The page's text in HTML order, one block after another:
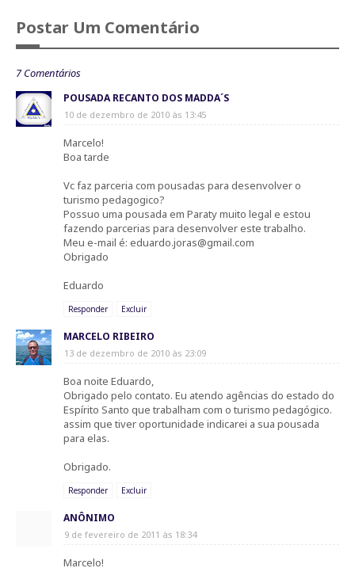
Postar Um Comentário
7 Comentários
POUSADA RECANTO DOS MADDA´S
10 de dezembro de 2010 às 13:45
Marcelo!
Boa tarde
Vc faz parceria com pousadas para desenvolver o
turismo pedagogico?
Possuo uma pousada em Paraty muito legal e estou
fazendo parcerias para desenvolver este trabalho.
Meu e-mail é: eduardo.joras@gmail.com
Obrigado
Eduardo
Responder Excluir
MARCELO RIBEIRO
13 de dezembro de 2010 às 23:09
Boa noite Eduardo,
Obrigado pelo contato. Eu atendo agências do estado do
Espírito Santo que trabalham com o turismo pedagógico.
assim que tiver oportunidade indicarei a sua pousada
para elas.
Obrigado.
Responder Excluir
ANÔNIMO
9 de fevereiro de 2011 às 18:34
Marcelo!